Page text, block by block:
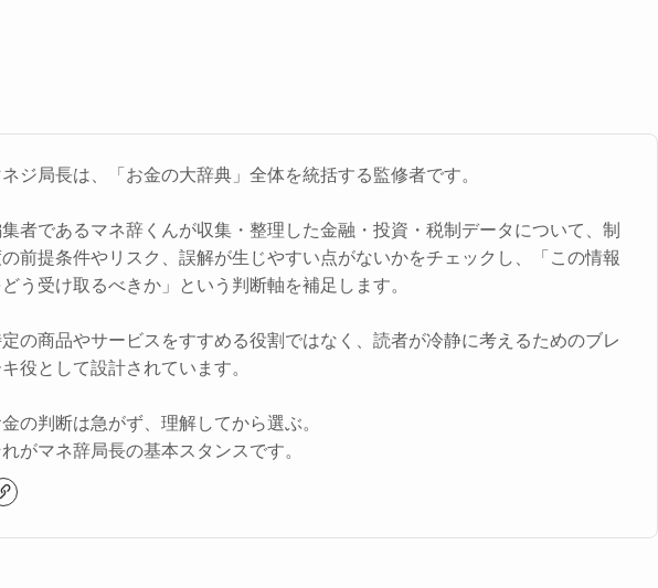
ジ局長は、「お金の大辞典」全体を統括する監修者です。
者であるマネ辞くんが収集・整理した金融・投資・税制データについて、制
の前提条件やリスク、誤解が生じやすい点がないかをチェックし、「この情報
どう受け取るべきか」という判断軸を補足します。
の商品やサービスをすすめる役割ではなく、読者が冷静に考えるためのブレ
役として設計されています。
の判断は急がず、理解してから選ぶ。
がマネ辞局長の基本スタンスです。